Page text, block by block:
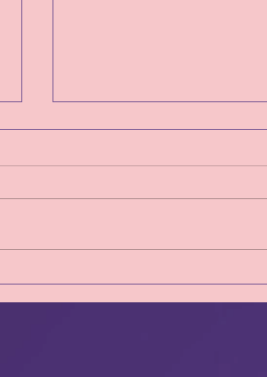
27 Juillet au 02 Août 2026